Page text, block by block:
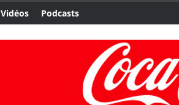
Vidéos Podcasts